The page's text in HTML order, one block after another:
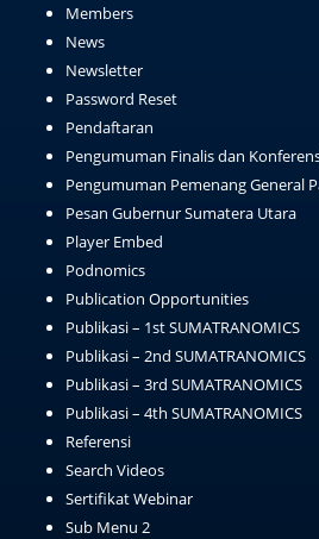
Members
News
Newsletter
Password Reset
Pendaftaran
Pengumuman Finalis dan
Pengumuman Pemenang General
Pesan Gubernur Sumatera Utara
Player Embed
Podnomics
Publication Opportunities
Publikasi – 1st SUMATRANOMICS
Publikasi – 2nd SUMATRANOMICS
Publikasi – 3rd SUMATRANOMICS
Publikasi – 4th SUMATRANOMICS
Referensi
Search Videos
Sertifikat Webinar
Sub Menu 2